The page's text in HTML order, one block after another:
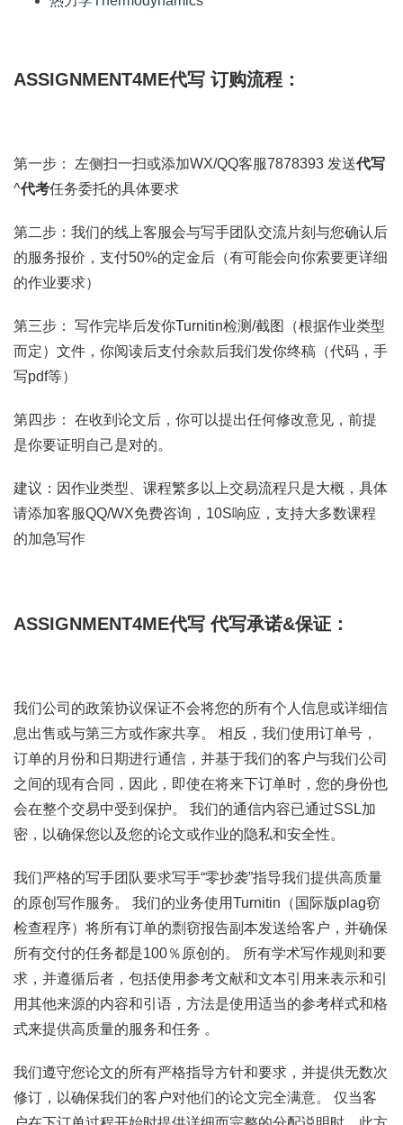
ASSIGNMENT4ME代写 订购流程：
第一步： 左侧扫一扫或添加WX/QQ客服7878393 发送代写
^代考任务委托的具体要求
第二步：我们的线上客服会与写手团队交流片刻与您确认后
的服务报价，支付50%的定金后（有可能会向你索要更详细
的作业要求）
第三步： 写作完毕后发你Turnitin检测/截图（根据作业类型
而定）文件，你阅读后支付余款后我们发你终稿（代码，手
写pdf等）
第四步： 在收到论文后，你可以提出任何修改意见，前提
是你要证明自己是对的。
建议：因作业类型、课程繁多以上交易流程只是大概，具体
请添加客服QQ/WX免费咨询，10S响应，支持大多数课程
的加急写作
ASSIGNMENT4ME代写代写承诺&保证：
我们公司的政策协议保证不会将您的所有个人信息或详细信
息出售或与第三方或作家共享。 相反，我们使用订单号，
订单的月份和日期进行通信，并基于我们的客户与我们公司
之间的现有合同，因此，即使在将来下订单时，您的身份也
会在整个交易中受到保护。 我们的通信内容已通过SSL加
密，以确保您以及您的论文或作业的隐私和安全性。
我们严格的写手团队要求写手“零抄袭”指导我们提供高质量
的原创写作服务。 我们的业务使用Turnitin（国际版plag窃
检查程序）将所有订单的剽窃报告副本发送给客户，并确保
所有交付的任务都是100％原创的。 所有学术写作规则和要
求，并遵循后者，包括使用参考文献和文本引用来表示和引
用其他来源的内容和引语，方法是使用适当的参考样式和格
式来提供高质量的服务和任务 。
我们遵守您论文的所有严格指导方针和要求，并提供无数次
修订，以确保我们的客户对他们的论文完全满意。 仅当客